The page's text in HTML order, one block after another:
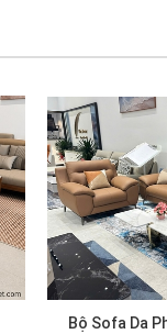
Bộ Sofa Da